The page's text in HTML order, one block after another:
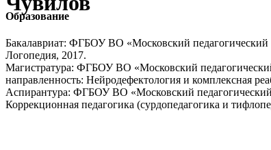
Образование
Бакалавриат: ФГБОУ ВО «Московский педагогический
Логопедия, 2017.
Магистратура: ФГБОУ ВО «Московский
направленность: Нейродефектология и комплексная
Аспирантура: ФГБОУ ВО «Московский педагогический
Коррекционная педагогика (сурдопедагогика и